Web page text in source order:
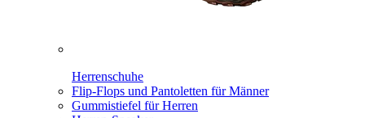
Herrenschuhe
Flip-Flops und Pantoletten für Männer
Gummistiefel für Herren